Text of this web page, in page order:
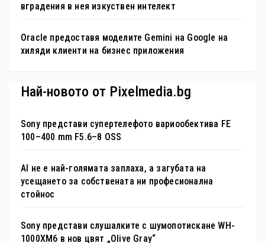
вградения в нея изкуствен интелект
Oracle предоставя моделите Gemini на Google на
хиляди клиенти на бизнес приложения
Най-новото от Pixelmedia.bg
Sony представи супертелефото вариообектива FE
100–400 mm F5.6–8 OSS
AI не е най-голямата заплаха, а загубата на
усещането за собствената ни професионална
стойнос
Sony представи слушалките с шумопотискане WH-
1000XM6 в нов цвят „Olive Gray“